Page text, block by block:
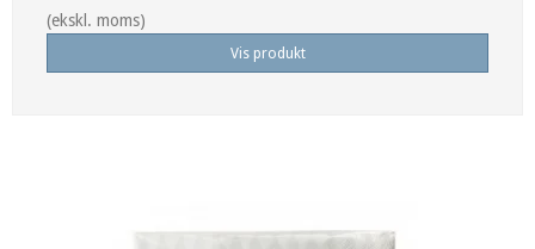
(ekskl. moms)
Vis produkt